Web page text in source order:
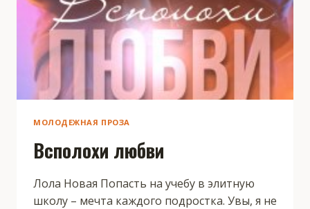
МОЛОДЕЖНАЯ ПРОЗА
Всполохи любви
Лола Новая Попасть на учебу в элитную
школу – мечта каждого подростка. Увы, я не